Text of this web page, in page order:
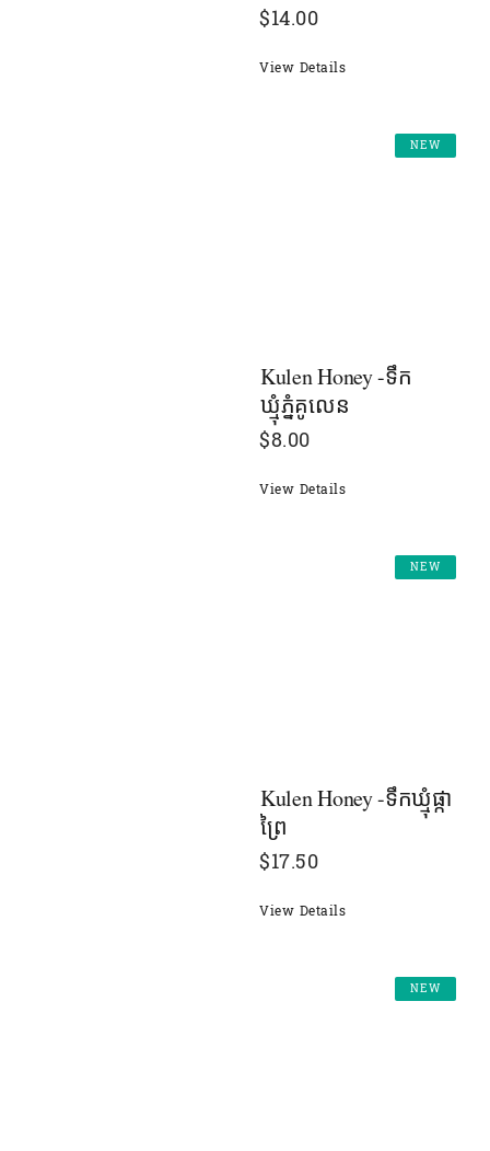
$14.00
View Details
NEW
Kulen Honey -ទឹក
ឃ្មុំភំ្នគូលេន
$8.00
View Details
NEW
Kulen Honey -ទឹកឃ្មុំផ្កា
ព្រៃ
$17.50
View Details
NEW